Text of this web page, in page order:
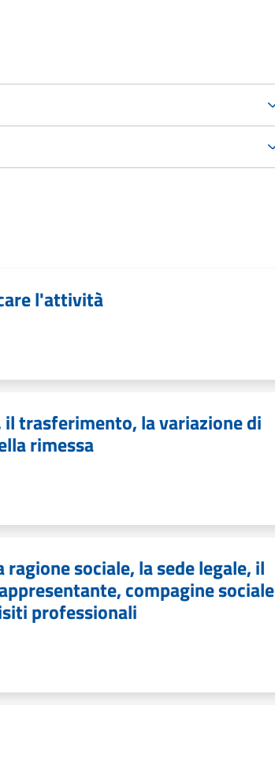
l'attività
il trasferimento, la variazione di
rimessa
sociale, la sede legale, il
compagine sociale
professionali